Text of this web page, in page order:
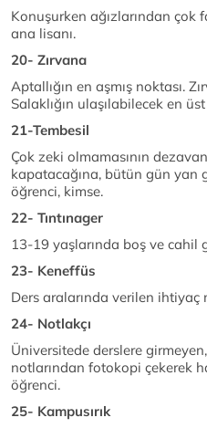
Konuşurken ağızlarından
ana lisanı.
20- Zırvana
Aptallığın en aşmış noktası.
Salaklığın ulaşılabilecek en
21-Tembesil
Çok zeki olmamasının
kapatacağına, bütün gün yan
öğrenci, kimse.
22- Tıntınager
13-19 yaşlarında boş ve cahil
23- Keneffüs
Ders aralarında verilen ihtiyaç
24- Notlakçı
Üniversitede derslere
notlarından fotokopi çekerek
öğrenci.
25- Kampusırık